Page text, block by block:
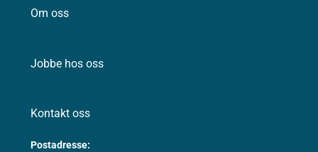
Om oss
Jobbe hos oss
Kontakt oss
Postadresse: